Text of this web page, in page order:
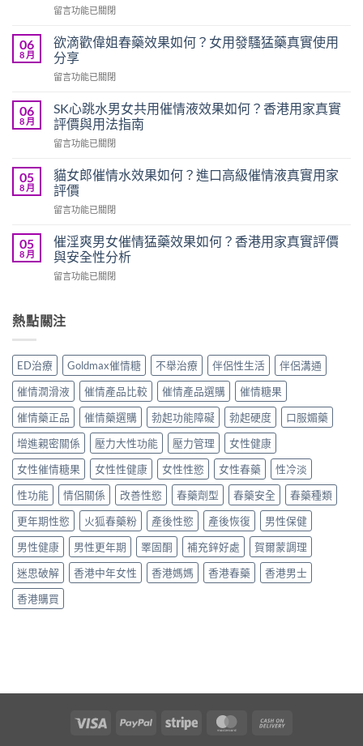
在
欲
水
女
用
情
液
評
價
何？
香
用
真
實
使
得
分
中
留言功能已關閉
06
8 月
欲滴歡偉姐春藥效果如何？女用發騷猛藥真實使用
分享
在
滴
歡
偉
姐
藥
效
果
如
女
用
騷
真
分
享〉
中
留言功能已關閉
06
8 月
SK心跳水男女共用催情液效果如何？香港用家真實
評價與用法指南
在
心
跳
水
男
共
用
催
情
果
港
用
家
真
實
評
價
與
用
指
南〉
中
留言功能已關閉
05
8 月
貓女郎催情水效果如何？進口高級催情液真實用家
評價
在
女
郎
催
情
果
進
口
高
級
催
情
液
真
實
用
評
價〉
中
留言功能已關閉
05
8 月
催淫爽男女催情猛藥效果如何？香港用家真實評價
與安全性分析
在
爽
男
催
情
猛
藥
效
果
如
何？
香
港
家
真
實
評
價
與
安
全
留言功能已關閉
熱點關注
ED治療 Goldmax催情糖 不舉治療 伴侶性生活
伴侶溝通
催情潤滑液
催情產品比較 催情產品選購
催情糖果
催情藥正品
催情藥選購 勃起功能障礙 勃起硬度
口服媚藥
增進親密關係
壓力大性功能 壓力管理
女性健康
女性催情糖果
女性性健康 女性性慾 女性春藥
性冷淡
性功能
情侶關係 改善性慾 春藥劑型 春藥安全
春藥種類
更年期性慾
火狐春藥粉 產後性慾 產後恢復
男性保健
男性健康
男性更年期 睪固酮 補充鋅好處
賀爾蒙調理
迷思破解
香港中年女性 香港媽媽 香港春藥
香港男士
香港購買
Visa PayPal Stripe MasterCard